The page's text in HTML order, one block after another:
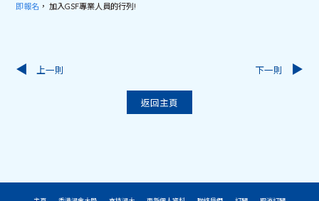
即報名 ， 加入GSF專業人員的行列!
上一則
返回主頁
下一則